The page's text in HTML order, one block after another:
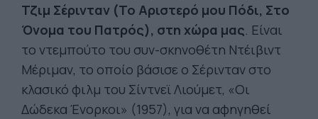
Τζιμ Σέρινταν (Το Αριστερό μου Πόδι, Στο
Όνομα του Πατρός), στη χώρα μας . Είναι
το ντεμπούτο του συν-σκηνοθέτη Ντέιβιντ
Μέριμαν, το οποίο βάσισε ο Σέρινταν στο
κλασικό φιλμ του Σίντνεϊ Λιούμετ, «Οι
Δώδεκα Ένορκοι» (1957), για να αφηγηθεί